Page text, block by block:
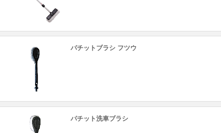
パチットブラシ フツウ
パチット洗車ブラシ